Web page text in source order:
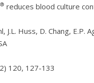
® reduces blood culture
J.L. Huss, D. Chang, E.P.
120, 127-133